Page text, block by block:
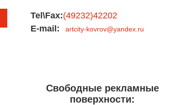
Tel\Fax:(49232)42202
E-mail:
artcity-kovrov@yandex.ru
Свободные рекламные
поверхности: